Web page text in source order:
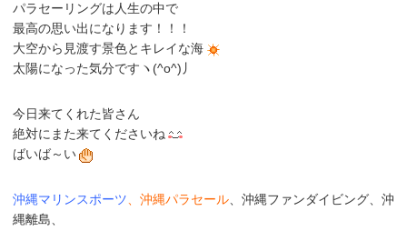
パラセーリングは人生の中で
最高の思い出になります！！！
大空から見渡す景色とキレイな海
太陽になった気分ですヽ(^o^)丿
今日来てくれた皆さん
絶対にまた来てくださいね
ばいば～い
沖縄マリンスポーツ、沖縄パラセール、沖縄ファンダイビング、沖
縄離島、